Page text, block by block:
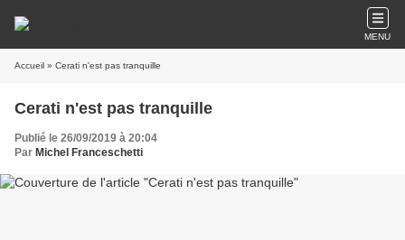
MENU
Accueil » Cerati n'est pas tranquille
Cerati n'est pas tranquille
Publié le 26/09/2019 à 20:04
Par Michel Franceschetti